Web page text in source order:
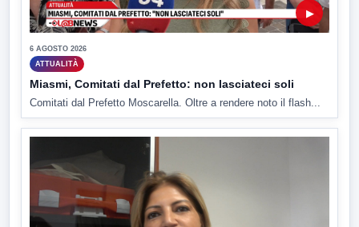
▶
6 AGOSTO 2026
ATTUALITÀ
Miasmi, Comitati dal Prefetto: non lasciateci soli
Comitati dal Prefetto Moscarella. Oltre a rendere noto il flash...